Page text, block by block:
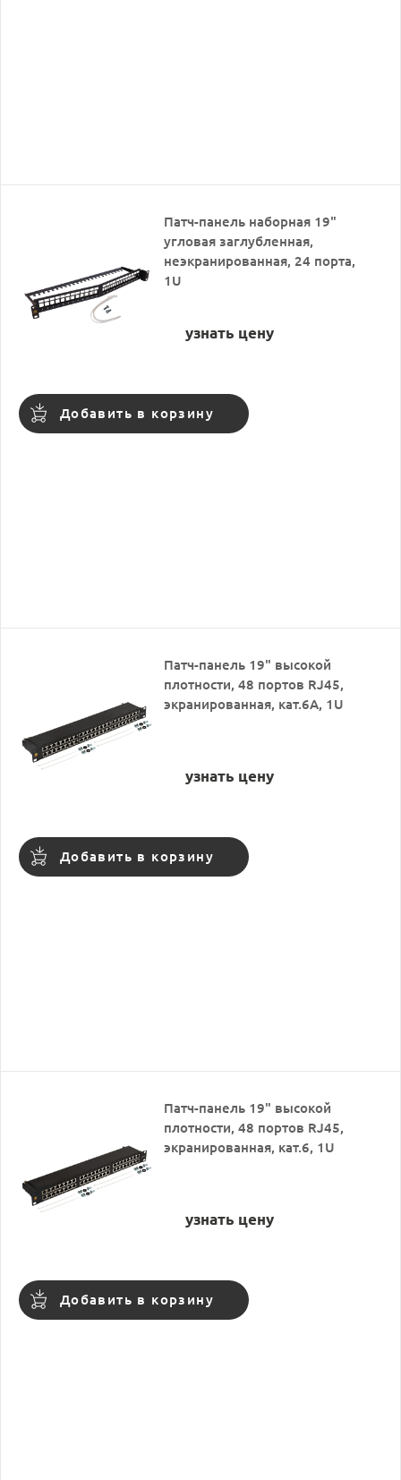
Патч-панель наборная 19"
угловая заглубленная,
неэкранированная, 24 порта,
1U
узнать цену
Добавить в корзину
Патч-панель 19" высокой
плотности, 48 портов RJ45,
экранированная, кат.6A, 1U
узнать цену
Добавить в корзину
Патч-панель 19" высокой
плотности, 48 портов RJ45,
экранированная, кат.6, 1U
узнать цену
Добавить в корзину